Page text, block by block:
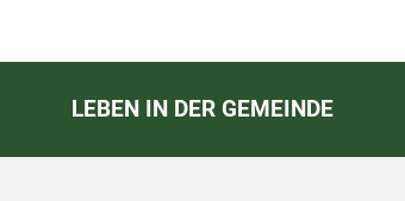
LEBEN IN DER GEMEINDE